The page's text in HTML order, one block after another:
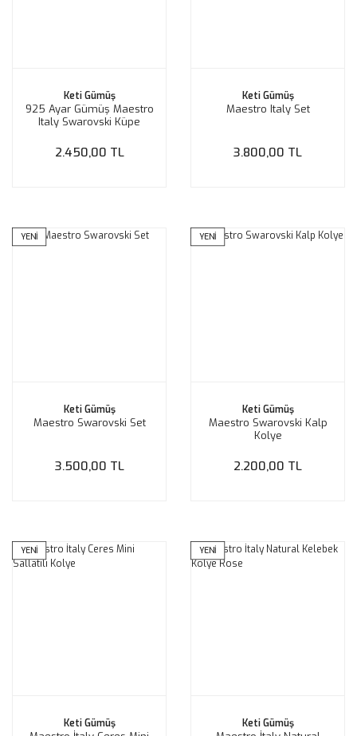
Keti Gümüş
925 Ayar Gümüş Maestro
Italy Swarovski Küpe
2.450,00 TL
Keti Gümüş
Maestro Italy Set
3.800,00 TL
YENİ
Keti Gümüş
Maestro Swarovski Set
3.500,00 TL
YENİ
Keti Gümüş
Maestro Swarovski Kalp
Kolye
2.200,00 TL
YENİ
Keti Gümüş
YENİ
Keti Gümüş